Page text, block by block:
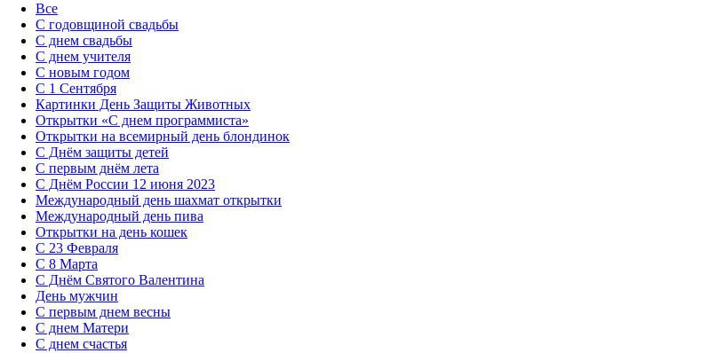
Все
С годовщиной свадьбы
С днем свадьбы
С днем учителя
С новым годом
С 1 Сентября
Картинки День Защиты Животных
Открытки «‎С днем программиста»‎
Открытки на всемирный день блондинок
С Днём защиты детей
С первым днём лета
С Днём России 12 июня 2023
Международный день шахмат открытки
Международный день пива
Открытки на день кошек
С 23 Февраля
С 8 Марта
С Днём Святого Валентина
День мужчин
С первым днем весны
С днем Матери
C днем счастья